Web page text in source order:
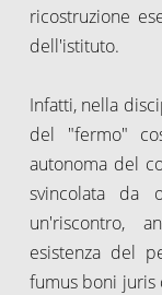
ricostruzione
dell'istituto.
Infatti, nella
del "fermo"
autonoma del
svincolata da
un'riscontro,
esistenza del
fumus boni juris